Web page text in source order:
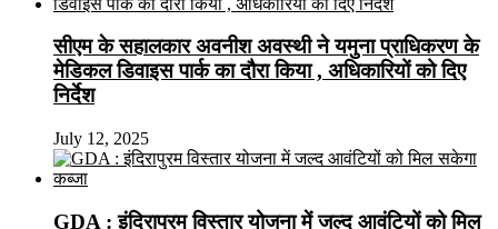
सीएम के सहालकार अवनीश अवस्थी ने यमुना प्राधिकरण के
मेडिकल डिवाइस पार्क का दौरा किया , अधिकारियों को दिए
निर्देश
July 12, 2025
GDA : इंदिरापुरम विस्तार योजना में जल्द आवंटियों को मिल